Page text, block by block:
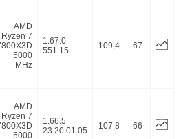
AMD
Ryzen 7
5000
MHz
1.67.0
551.15
109,4 67
AMD
Ryzen 7
5000
1.66.5
23.20.01.05
107,8 66